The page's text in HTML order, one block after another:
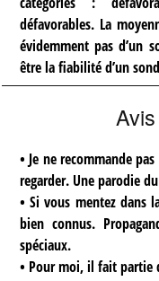
défavorables. La
évidemment pas d’un
être la fiabilité d’un
• Je ne recommande
regarder. Une parodie
• Si vous mentez dans
bien connus.
spéciaux.
• Pour moi, il fait partie